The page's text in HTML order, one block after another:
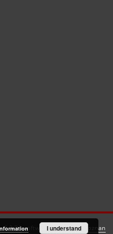
6.3.21software created by
Poznan
I understand